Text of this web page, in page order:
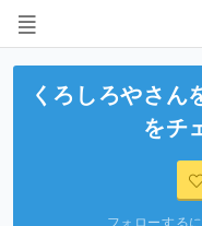
くろしろやさん
をチ
フォローする